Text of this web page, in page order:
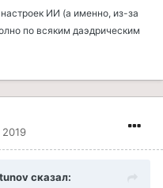
ИИ (а именно, из-за
по всяким даэдрическим
2019
сказал: